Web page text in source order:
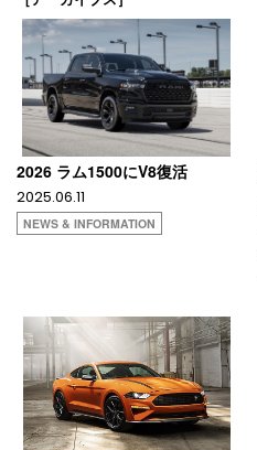
2026 ラム1500にV8復活
2025.06.11
NEWS & INFORMATION